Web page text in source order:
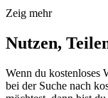
Zeig mehr
Nutzen,
Wenn du kostenloses
bei der Suche nach